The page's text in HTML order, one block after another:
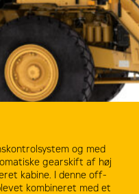
og med
gearskift af høj
kabine. I denne off-
kombineret med et